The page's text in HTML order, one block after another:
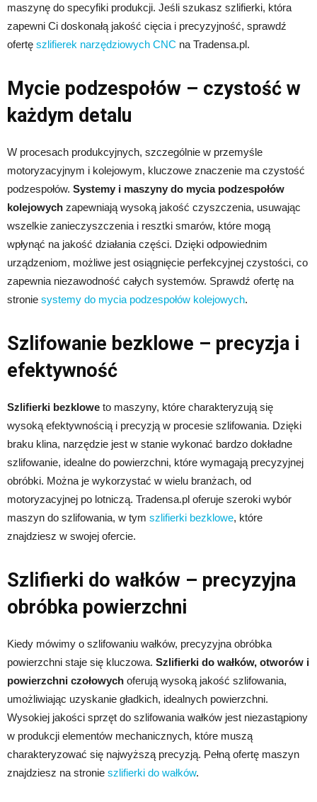
maszynę do specyfiki produkcji. Jeśli szukasz szlifierki, która
zapewni Ci doskonałą jakość cięcia i precyzyjność, sprawdź
ofertę szlifierek narzędziowych CNC na Tradensa.pl.
Mycie podzespołów – czystość w
każdym detalu
W procesach produkcyjnych, szczególnie w przemyśle
motoryzacyjnym i kolejowym, kluczowe znaczenie ma czystość
podzespołów. Systemy i maszyny do mycia podzespołów
kolejowych zapewniają wysoką jakość czyszczenia, usuwając
wszelkie zanieczyszczenia i resztki smarów, które mogą
wpłynąć na jakość działania części. Dzięki odpowiednim
urządzeniom, możliwe jest osiągnięcie perfekcyjnej czystości, co
zapewnia niezawodność całych systemów. Sprawdź ofertę na
stronie systemy do mycia podzespołów kolejowych.
Szlifowanie bezklowe – precyzja i
efektywność
Szlifierki bezklowe to maszyny, które charakteryzują się
wysoką efektywnością i precyzją w procesie szlifowania. Dzięki
braku klina, narzędzie jest w stanie wykonać bardzo dokładne
szlifowanie, idealne do powierzchni, które wymagają precyzyjnej
obróbki. Można je wykorzystać w wielu branżach, od
motoryzacyjnej po lotniczą. Tradensa.pl oferuje szeroki wybór
maszyn do szlifowania, w tym szlifierki bezklowe, które
znajdziesz w swojej ofercie.
Szlifierki do wałków – precyzyjna
obróbka powierzchni
Kiedy mówimy o szlifowaniu wałków, precyzyjna obróbka
powierzchni staje się kluczowa. Szlifierki do wałków, otworów i
powierzchni czołowych oferują wysoką jakość szlifowania,
umożliwiając uzyskanie gładkich, idealnych powierzchni.
Wysokiej jakości sprzęt do szlifowania wałków jest niezastąpiony
w produkcji elementów mechanicznych, które muszą
charakteryzować się najwyższą precyzją. Pełną ofertę maszyn
znajdziesz na stronie szlifierki do wałków.